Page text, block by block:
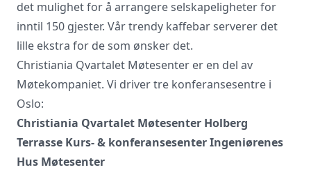
det mulighet for å arrangere selskapeligheter for
inntil 150 gjester. Vår trendy kaffebar serverer det
lille ekstra for de som ønsker det.
Christiania Qvartalet Møtesenter er en del av
Møtekompaniet. Vi driver tre konferansesentre i
Oslo:
Christiania Qvartalet Møtesenter Holberg
Terrasse Kurs- & konferansesenter Ingeniørenes
Hus Møtesenter